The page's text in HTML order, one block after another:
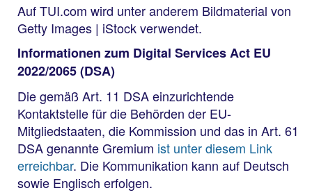
Auf TUI.com wird unter anderem Bildmaterial von
Getty Images | iStock verwendet.
Informationen zum Digital Services Act EU
2022/2065 (DSA)
Die gemäß Art. 11 DSA einzurichtende
Kontaktstelle für die Behörden der EU-
Mitgliedstaaten, die Kommission und das in Art. 61
DSA genannte Gremium ist unter diesem Link
erreichbar. Die Kommunikation kann auf Deutsch
sowie Englisch erfolgen.